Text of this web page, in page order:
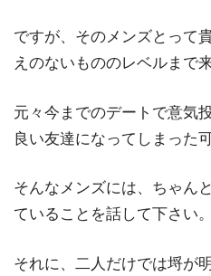
ですが、そのメンズとって
えのないもののレベルまで
元々今までのデートで意気
良い友達になってしまった
そんなメンズには、ちゃん
ていることを話して下さい。
それに、二人だけでは埒が